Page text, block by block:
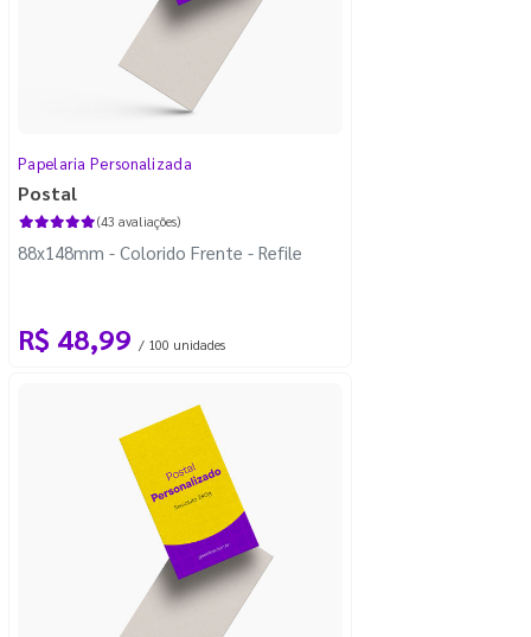
Papelaria Personalizada
Postal
(43 avaliações)
88x148mm - Colorido Frente - Refile
R$ 48,99 / 100 unidades